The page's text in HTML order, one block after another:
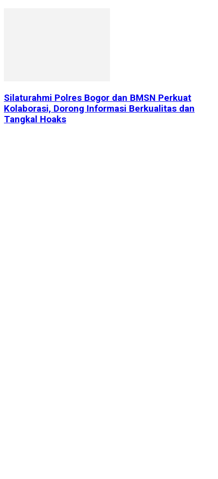
Silaturahmi Polres Bogor dan BMSN Perkuat
Kolaborasi, Dorong Informasi Berkualitas dan
Tangkal Hoaks